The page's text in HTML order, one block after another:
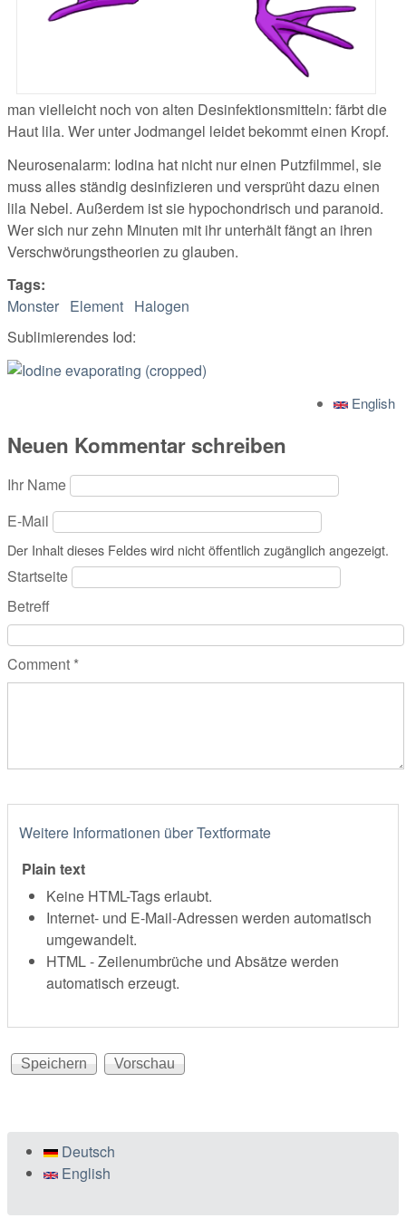
man vielleicht noch von alten Desinfektionsmitteln: färbt die
Haut lila. Wer unter Jodmangel leidet bekommt einen Kropf.
Neurosenalarm: Iodina hat nicht nur einen Putzfilmmel, sie
muss alles ständig desinfizieren und versprüht dazu einen
lila Nebel. Außerdem ist sie hypochondrisch und paranoid.
Wer sich nur zehn Minuten mit ihr unterhält fängt an ihren
Verschwörungstheorien zu glauben.
Tags:
Monster Element Halogen
Sublimierendes Iod:
English
Neuen Kommentar schreiben
Ihr Name
E-Mail
Der Inhalt dieses Feldes wird nicht öffentlich zugänglich angezeigt.
Startseite
Betreff
Comment *
Weitere Informationen über Textformate
Plain text
Keine HTML-Tags erlaubt.
Internet- und E-Mail-Adressen werden automatisch
umgewandelt.
HTML - Zeilenumbrüche und Absätze werden
automatisch erzeugt.
Deutsch
English